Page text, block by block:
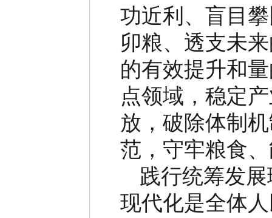
功近利、盲目
卯粮、透支未
的有效提升和
点领域，稳定
放，破除体制
范，守牢粮食
践行统筹发
现代化是全体